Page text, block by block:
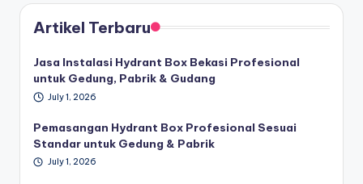
Artikel Terbaru
Jasa Instalasi Hydrant Box Bekasi Profesional
untuk Gedung, Pabrik & Gudang
July 1, 2026
Pemasangan Hydrant Box Profesional Sesuai
Standar untuk Gedung & Pabrik
July 1, 2026